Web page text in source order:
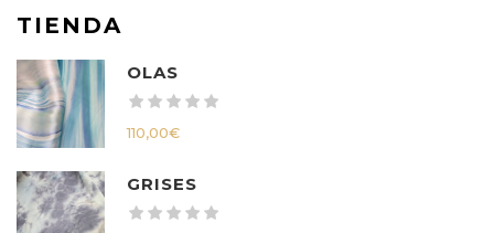
TIENDA
OLAS
110,00€
GRISES